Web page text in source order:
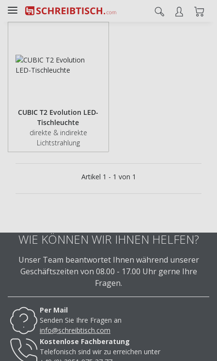
CUBIC T2 Evolution LED-
Tischleuchte
direkte & indirekte
Lichtstrahlung
Artikel 1 - 1 von 1
WIE KÖNNEN WIR IHNEN HELFEN?
Unser Team beantwortet Ihnen während unserer
Geschäftszeiten von 08.00 - 17.00 Uhr gerne Ihre
Fragen.
Per Mail
Senden Sie Ihre Fragen an
info@schreibtisch.com
Kostenlose Fachberatung
Telefonisch sind wir zu erreichen unter